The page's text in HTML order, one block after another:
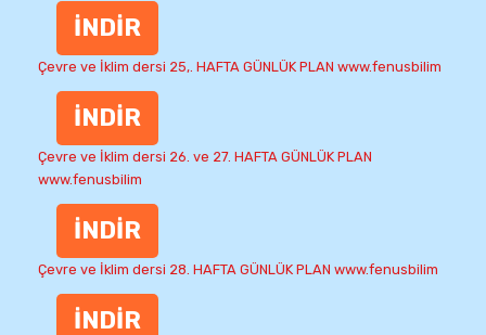
İNDİR
Çevre ve İklim dersi 25,. HAFTA GÜNLÜK PLAN www.fenusbilim
İNDİR
Çevre ve İklim dersi 26. ve 27. HAFTA GÜNLÜK PLAN
www.fenusbilim
İNDİR
Çevre ve İklim dersi 28. HAFTA GÜNLÜK PLAN www.fenusbilim
İNDİR